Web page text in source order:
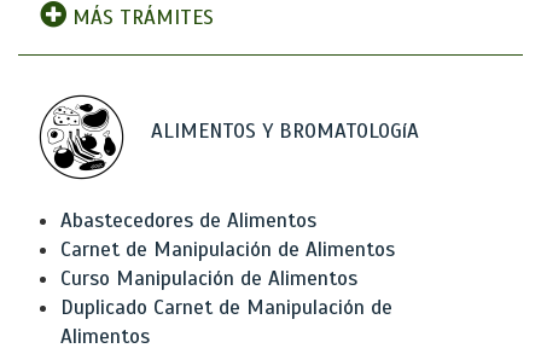
MÁS TRÁMITES
ALIMENTOS Y BROMATOLOGíA
Abastecedores de Alimentos
Carnet de Manipulación de Alimentos
Curso Manipulación de Alimentos
Duplicado Carnet de Manipulación de
Alimentos